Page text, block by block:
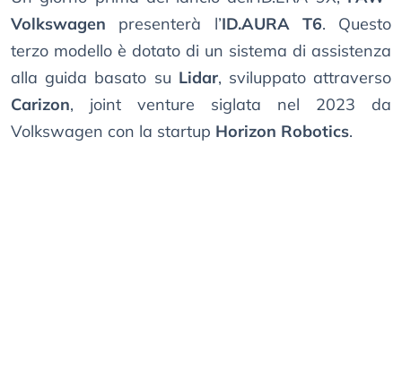
Volkswagen presenterà l’ID.AURA T6. Questo
terzo modello è dotato di un sistema di assistenza
alla guida basato su Lidar, sviluppato attraverso
Carizon, joint venture siglata nel 2023 da
Volkswagen con la startup Horizon Robotics.